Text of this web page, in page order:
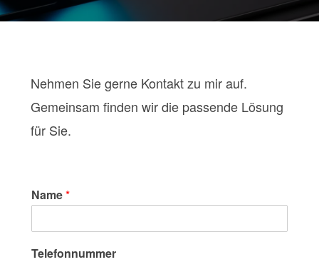
Nehmen Sie gerne Kontakt zu mir auf.
Gemeinsam finden wir die passende Lösung
für Sie.
Name*
Telefonnummer